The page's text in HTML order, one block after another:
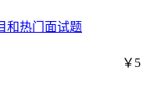
和热门面试题
￥5